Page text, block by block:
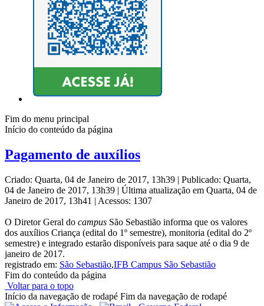
Fim do menu principal
Início do conteúdo da página
Pagamento de auxílios
Criado: Quarta, 04 de Janeiro de 2017, 13h39 | Publicado: Quarta,
04 de Janeiro de 2017, 13h39 | Última atualização em Quarta, 04 de
Janeiro de 2017, 13h41 | Acessos: 1307
O Diretor Geral do campus São Sebastião informa que os valores
dos auxílios Criança (edital do 1º semestre), monitoria (edital do 2º
semestre) e integrado estarão disponíveis para saque até o dia 9 de
janeiro de 2017.
registrado em: São Sebastião,IFB Campus São Sebastião
Fim do conteúdo da página
Voltar para o topo
Início da navegação de rodapé Fim da navegação de rodapé